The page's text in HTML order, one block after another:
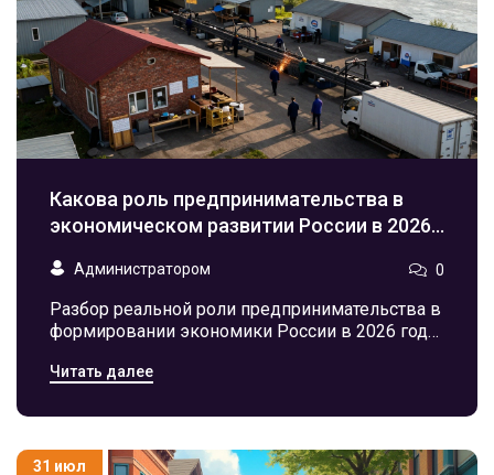
Какова роль предпринимательства в
экономическом развитии России в 2026
Администратором 0
Разбор реальной роли предпринимательства в
формировании экономики России в 2026 году.
инновации и занятость.
Читать далее
31 июл